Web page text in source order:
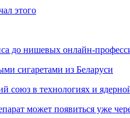
этого
до нишевых онлайн-
сигаретами из Беларуси
союз в технологиях и
может появиться уже